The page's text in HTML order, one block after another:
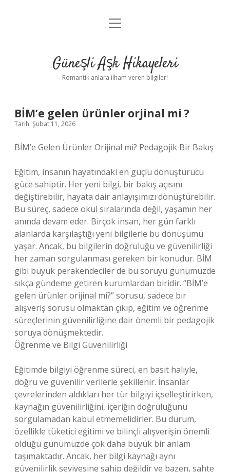
Anasayfa
Yasal Uyarı
menüyü
Güneşli Aşk Hikayeleri
Romantik anlara ilham veren bilgiler!
BİM’e gelen ürünler orjinal mi ?
Tarih: Şubat 11, 2026
BİM’e Gelen Ürünler Orijinal mi? Pedagojik Bir Bakış
Eğitim, insanın hayatındaki en güçlü dönüştürücü
güce sahiptir. Her yeni bilgi, bir bakış açısını
değiştirebilir, hayata dair anlayışımızı dönüştürebilir.
Bu süreç, sadece okul sıralarında değil, yaşamın her
anında devam eder. Birçok insan, her gün farklı
alanlarda karşılaştığı yeni bilgilerle bu dönüşümü
yaşar. Ancak, bu bilgilerin doğruluğu ve güvenilirliği
her zaman sorgulanması gereken bir konudur. BİM
gibi büyük perakendeciler de bu soruyu günümüzde
sıkça gündeme getiren kurumlardan biridir. “BİM’e
gelen ürünler orijinal mi?” sorusu, sadece bir
alışveriş sorusu olmaktan çıkıp, eğitim ve öğrenme
süreçlerinin güvenilirliğine dair önemli bir pedagojik
soruya dönüşmektedir.
Öğrenme ve Bilgi Güvenilirliği
Eğitimde bilgiyi öğrenme süreci, en basit haliyle,
doğru ve güvenilir verilerle şekillenir. İnsanlar
çevrelerinden aldıkları her tür bilgiyi içselleştirirken,
kaynağın güvenilirliğini, içeriğin doğruluğunu
sorgulamadan kabul etmemelidirler. Bu durum,
özellikle tüketici eğitimi ve bilinçli alışverişin önemli
olduğu günümüzde çok daha büyük bir anlam
taşımaktadır. Ancak, her bilgi kaynağı aynı
güvenilirlik seviyesine sahip değildir ve bazen, sahte